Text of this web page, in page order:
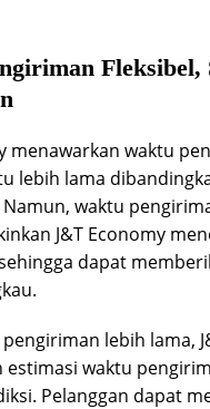
Fleksibel,
menawarkan waktu
lebih lama
Namun, waktu
J&T Economy
dapat
lebih lama,
estimasi waktu
Pelanggan dapat